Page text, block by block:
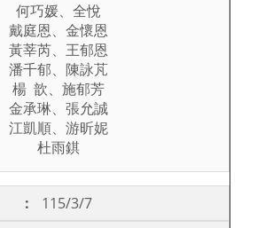
何巧媛、全悅
戴庭恩、金懷恩
黃莘芮、王郁恩
潘千郁、陳詠芃
楊 歆、施郁芳
金承琳、張允誠
江凱順、游昕妮
杜雨錤
115/3/7